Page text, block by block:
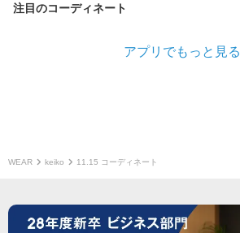
注目のコーディネート
アプリでもっと見る
WEAR keiko 11.15 コーディネート